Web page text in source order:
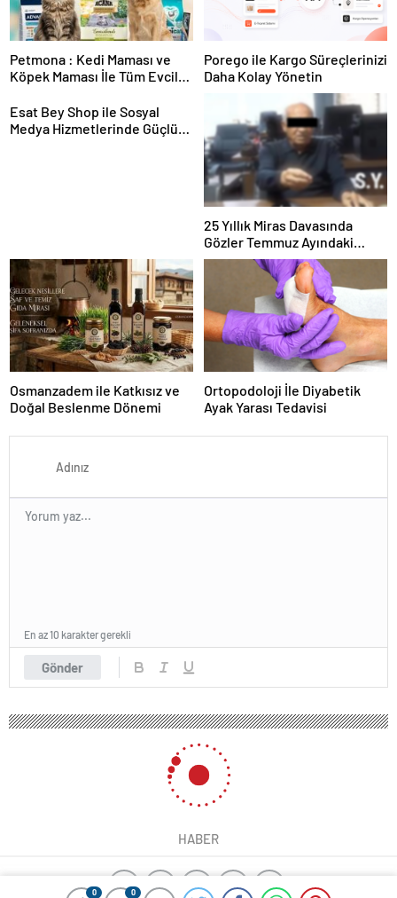
0 0
Petmona : Kedi Maması ve
Köpek Maması İle Tüm Evcil
Porego ile Kargo Süreçlerinizi
Daha Kolay Yönetin
Esat Bey Shop ile Sosyal
Medya Hizmetlerinde Güçlü
25 Yıllık Miras Davasında
Gözler Temmuz Ayındaki
Karar Duruşmasına Çevrildi
Osmanzadem ile Katkısız ve
Doğal Beslenme Dönemi
Ortopodoloji İle Diyabetik
Ayak Yarası Tedavisi
Gönder
En az 10 karakter gerekli
HABER